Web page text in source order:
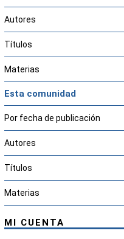
Autores
Títulos
Materias
Esta comunidad
Por fecha de publicación
Autores
Títulos
Materias
MI CUENTA